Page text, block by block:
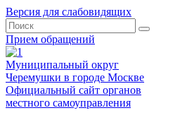
Версия для слабовидящих
Прием обращений
Муниципальный округ
Черемушки в городе Москве
Официальный сайт органов
местного самоуправления